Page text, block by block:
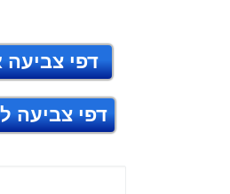
דפי צביעה
דפי צביעה